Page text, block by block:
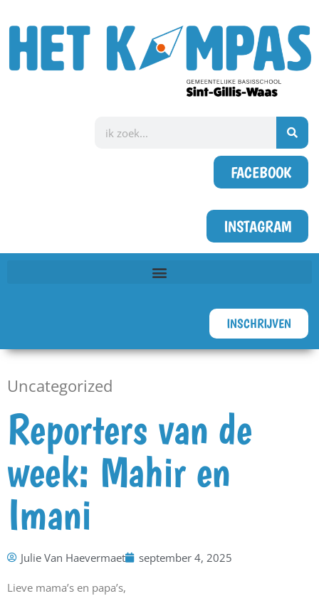
FACEBOOK
INSTAGRAM
INSCHRIJVEN
Uncategorized
Reporters van de
week: Mahir en
Imani
Julie Van Haevermaet september 4, 2025
Lieve mama’s en papa’s,